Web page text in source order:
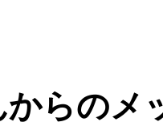
らのメ